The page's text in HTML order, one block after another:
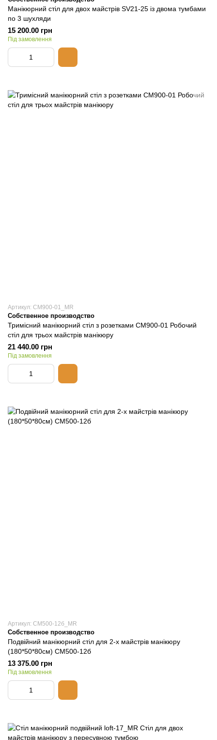
Манікюрний стіл для двох майстрів SV21-25 із двома тумбами
по 3 шухляди
15 200.00 грн
Під замовлення
Артикул: СМ900-01_MR
Собственное производство
Тримісний манікюрний стіл з розетками СМ900-01 Робочий
стіл для трьох майстрів манікюру
21 440.00 грн
Під замовлення
Артикул: СМ500-12б_MR
Собственное производство
Подвійний манікюрний стіл для 2-х майстрів манікюру
(180*50*80см) СМ500-12б
13 375.00 грн
Під замовлення